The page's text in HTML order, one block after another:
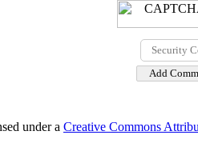
under a Creative Commons